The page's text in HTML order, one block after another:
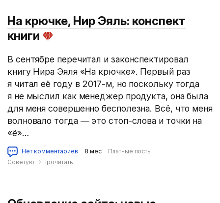
На крючке, Нир Эяль: конспект
книги
В сентябре перечитал и законспектировал
книгу Нира Эяля «На крючке». Первый раз
я читал её году в 2017-м, но поскольку тогда
я не мыслил как менеджер продукта, она была
для меня совершенно бесполезна. Всё, что меня
волновало тогда — это стоп-слова и точки на
«ё»…
Нет комментариев 8 мес
Платные посты
Советую → Прочитать